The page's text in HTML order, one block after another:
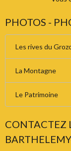
PHOTOS -
Les rives du
La Montagne
Le Patrimoine
CONTACTEZ